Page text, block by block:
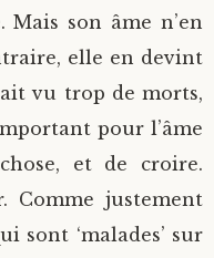
Mais son âme n’en
elle en devint
vu trop de morts,
pour l’âme
et de croire.
Comme justement
sont ‘malades’ sur